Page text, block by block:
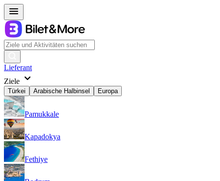
Lieferant
Ziele
Türkei Arabische Halbinsel Europa
Pamukkale
Kapadokya
Fethiye